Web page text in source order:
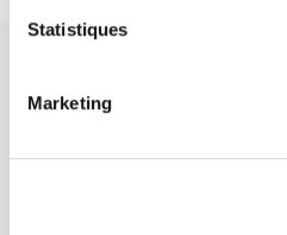
Statistiques
Marketing
original research, to edit